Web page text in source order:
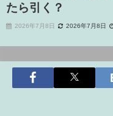
たら引く？
2026年7月8日 2026年7月8日